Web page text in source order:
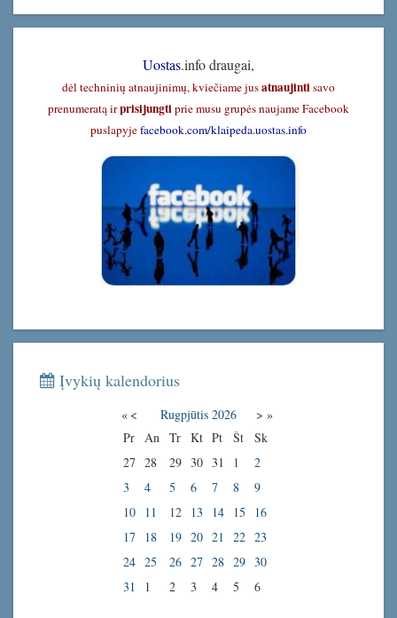
Uostas.info draugai,
dėl techninių atnaujinimų, kviečiame jusatnaujintisavo
prenumeratą irprisijungtiprie musu grupės naujame Facebook
puslapyjefacebook.com/klaipeda.uostas.info
Įvykių kalendorius
« < Rugpjūtis 2026 > »
Pr
An Tr Kt Pt Št
Sk
27 28 29 30 31 1
2
3
4 5 6 7 8
9
10
11 12 13 14 15
16
17
18 19 20 21 22 23
24 25 26 27 28 29
30
31
1 2 3 4 5 6